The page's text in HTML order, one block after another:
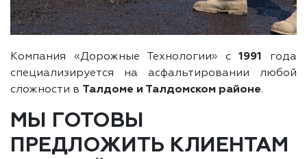
Компания «Дорожные Технологии» с1991
года
специализируется на асфальтировании любой
сложности в Талдоме и Талдомском районе.
МЫ ГОТОВЫ
ПРЕДЛОЖИТЬ КЛИЕНТАМ